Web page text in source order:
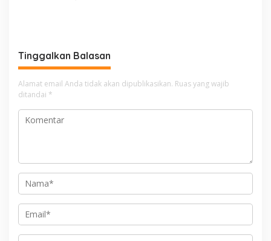
Tinggalkan Balasan
Alamat email Anda tidak akan dipublikasikan. Ruas yang wajib
ditandai *